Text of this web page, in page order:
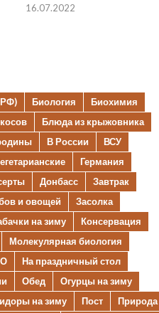
16.07.2022
Биология
Биохимия
Блюда из крыжовника
В России
ВСУ
Германия
Донбасс
Завтрак
и овощей
Засолка
на зиму
Консервация
Молекулярная биология
На праздничный стол
Обед
Огурцы на зиму
на зиму Пост Природа